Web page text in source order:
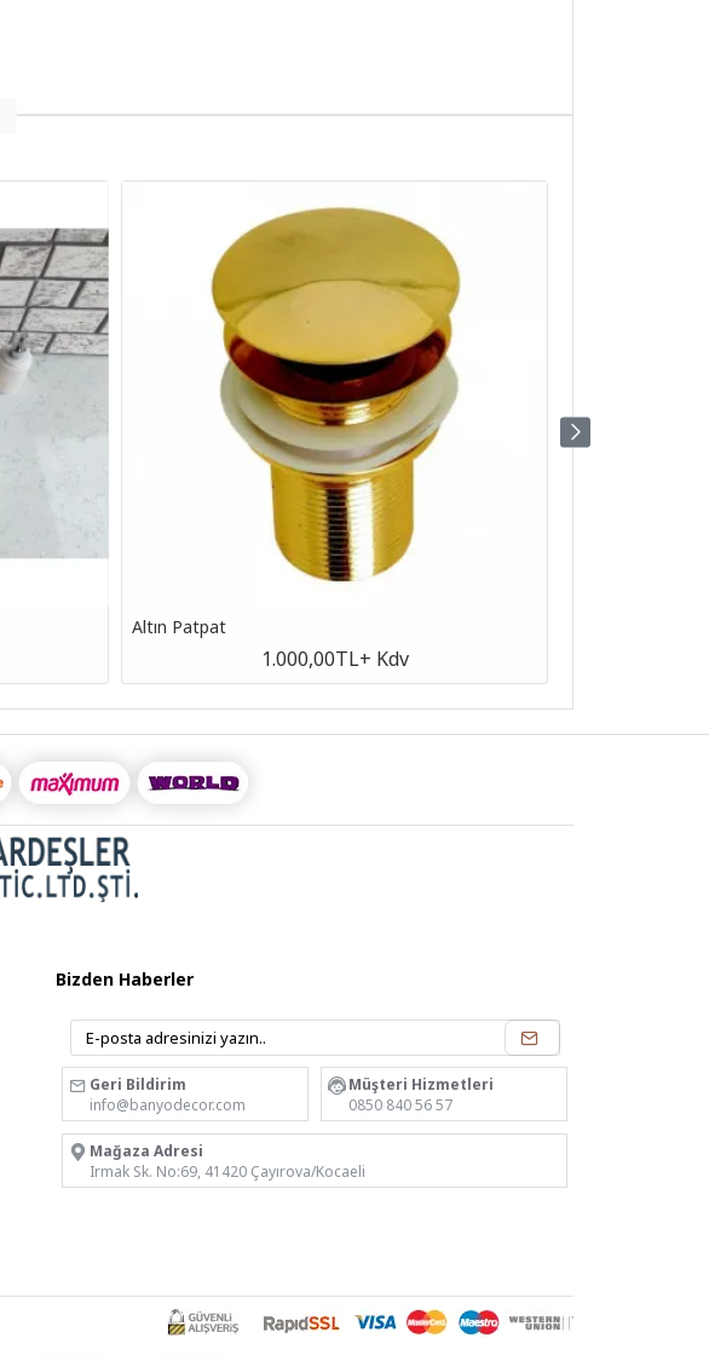
Altın Patpat
1.000,00TL+ Kdv
Bizden Haberler
Geri Bildirim
info@banyodecor.com
Müşteri Hizmetleri
0850 840 56 57
Mağaza Adresi
Irmak Sk. No:69, 41420 Çayırova/Kocaeli